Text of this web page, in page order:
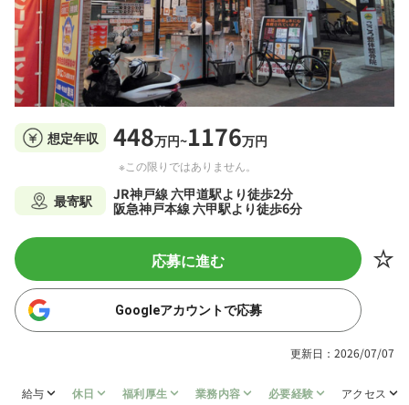
想定年収 448万円~1176万円
※この限りではありません。
最寄駅
JR神戸線 六甲道駅より徒歩2分
阪急神戸本線 六甲駅より徒歩6分
応募に進む
Googleアカウントで応募
更新日：2026/07/07
給与 休日 福利厚生 業務内容 必要経験 アクセス